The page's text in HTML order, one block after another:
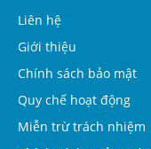
Liên hệ
Giới thiệu
Chính sách bảo mật
Quy chế hoạt động
Miễn trừ trách nhiệm